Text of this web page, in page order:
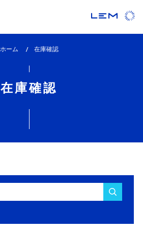
ホーム
lem_current_page
在庫確認
在庫確認